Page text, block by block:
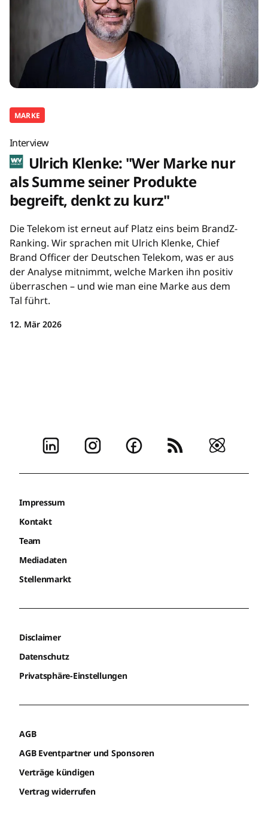
MARKE
Interview
Ulrich Klenke: "Wer Marke nur
als Summe seiner Produkte
begreift, denkt zu kurz"
Die Telekom ist erneut auf Platz eins beim BrandZ-
Ranking. Wir sprachen mit Ulrich Klenke, Chief
Brand Officer der Deutschen Telekom, was er aus
der Analyse mitnimmt, welche Marken ihn positiv
überraschen – und wie man eine Marke aus dem
Tal führt.
12. Mär 2026
Impressum
Kontakt
Team
Mediadaten
Stellenmarkt
Disclaimer
Datenschutz
Privatsphäre-Einstellungen
AGB
AGB Eventpartner und Sponsoren
Verträge kündigen
Vertrag widerrufen